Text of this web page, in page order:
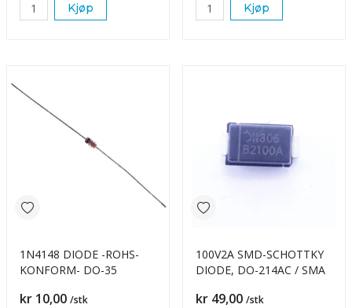
Kjøp Kjøp
1N4148 DIODE -ROHS-
KONFORM- DO-35
Pris
kr 10,00 /stk
100V2A SMD-SCHOTTKY
DIODE, DO-214AC / SMA
Pris
kr 49,00 /stk